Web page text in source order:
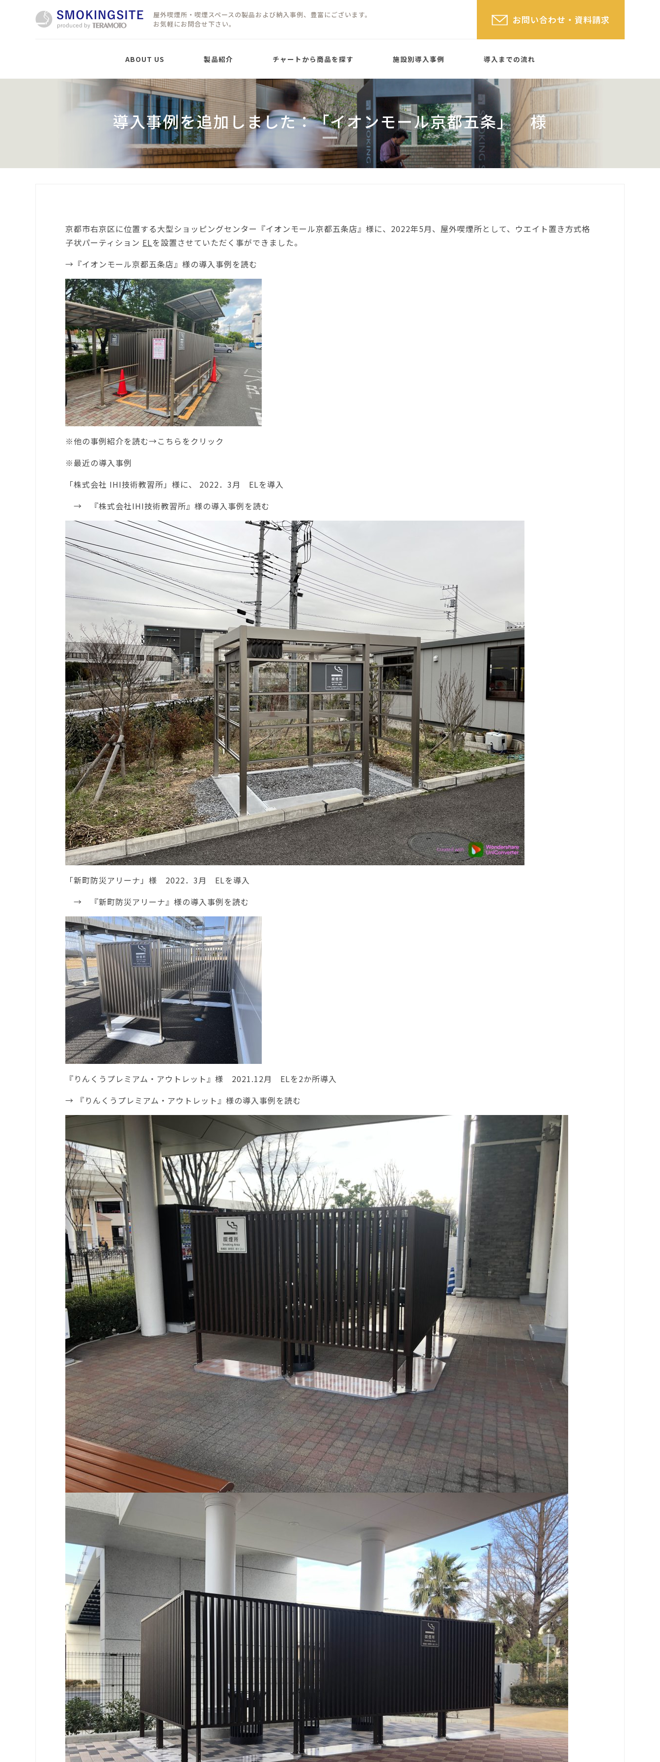
屋外喫煙所・喫煙スペースの製品および納入事例、豊富にございます。
お気軽にお問合せ下さい。
お問い合わせ ・資料請求
ABOUT US 製品紹介 チャートから商品を探す 施設別導入事例 導入までの流れ
製品紹介
屋外喫煙所「置型」
屋外移動式パーテーシ
SMOKING PARTITION
屋根なしタイプ
パネルタイプ
PARTITION PANEL TYPE
屋根ありタイプ
パネルタイプ(屋根あ
り)
PARTITION PANEL TYPE
屋根なしタイプ
キャビン
CABIN
その他
OTHER
導入事例を追加しました：「イオンモール京都五条」 様
京都市右京区に位置する大型ショッピングセンター『イオンモール京都五条店』様に、2022年5月、屋外喫煙所として、ウエイト置き方式格
子状パーティション ELを設置させていただく事ができました。
→『イオンモール京都五条店』様の導入事例を読む
※他の事例紹介を読む→こちらを クリック
※最近の導入事例
「株式会社 IHI技術教習所」様に、 2022．3月 ELを導入
→
『株式会社IHI技術教習所』様の導入事例を読む
「新町防災アリーナ」様 2022．3月 ELを導入
→
『新町防災アリーナ』様の導入事例を読む
『りんくうプレミアム・アウトレット』様 2021.12月 ELを2か所導入
→
『りんくうプレミアム・アウトレット』様の導入事例を読む